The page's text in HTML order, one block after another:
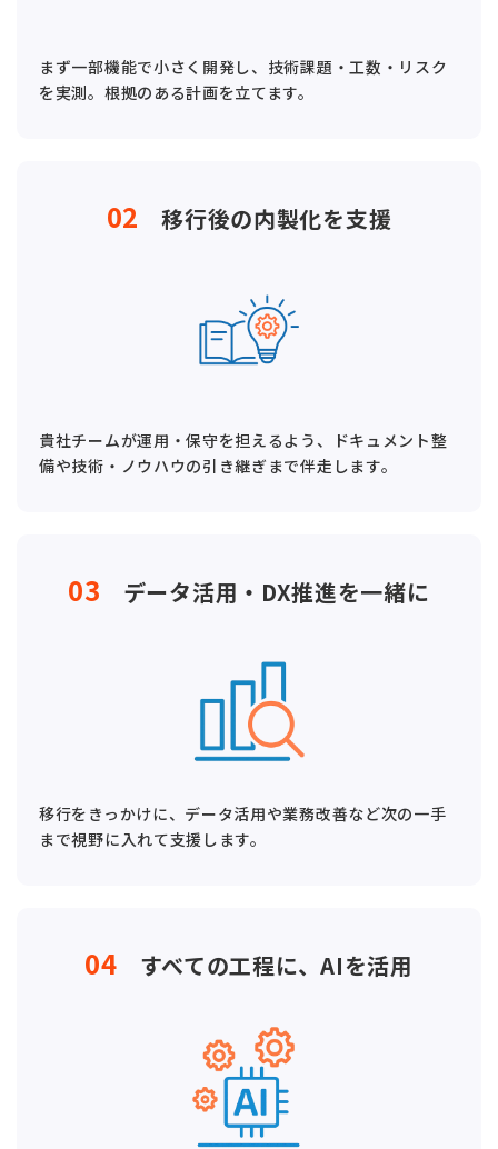
まず一部機能で小さく開発し、技術課題・工数・リスク
を実測。根拠のある計画を立てます。
02 移行後の内製化を支援
貴社チームが運用・保守を担えるよう、ドキュメント整
備や技術・ノウハウの引き継ぎまで伴走します。
03 データ活用・DX推進を一緒に
移行をきっかけに、データ活用や業務改善など次の一手
まで視野に入れて支援します。
04 すべての工程に、AIを活用